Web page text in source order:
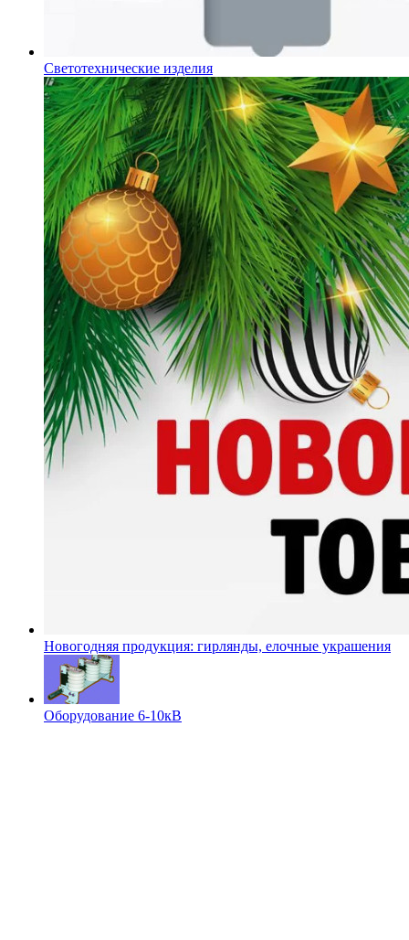
Светотехнические изделия
Новогодняя продукция: гирлянды, елочные украшения
Оборудование 6-10кВ